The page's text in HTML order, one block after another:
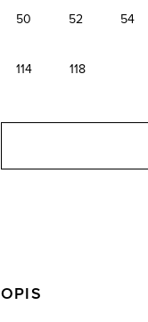
50 52 54
114 118
OPIS